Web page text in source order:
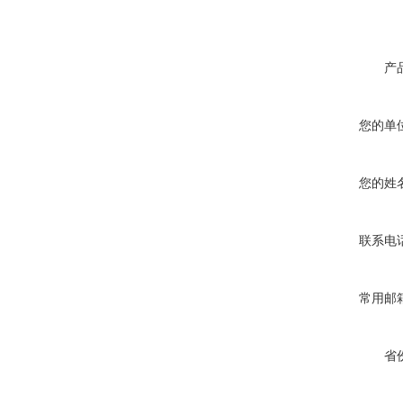
产
您的单
您的姓
联系电
常用邮
省